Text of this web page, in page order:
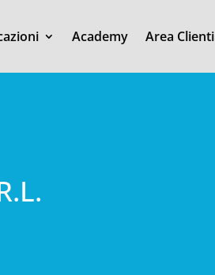
Academy Area Clienti